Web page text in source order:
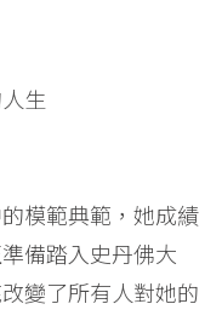
生
模範典範，她成績
備踏入史丹佛大
變了所有人對她的